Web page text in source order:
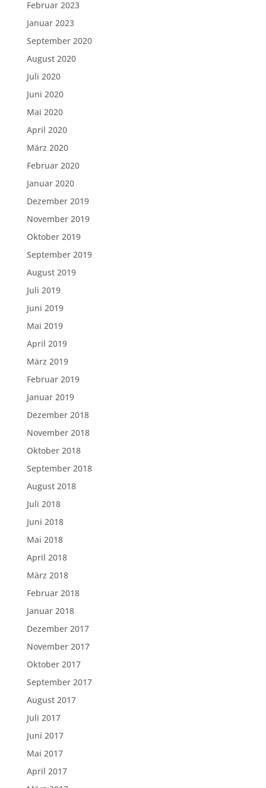
Februar 2023
Januar 2023
September 2020
August 2020
Juli 2020
Juni 2020
Mai 2020
April 2020
März 2020
Februar 2020
Januar 2020
Dezember 2019
November 2019
Oktober 2019
September 2019
August 2019
Juli 2019
Juni 2019
Mai 2019
April 2019
März 2019
Februar 2019
Januar 2019
Dezember 2018
November 2018
Oktober 2018
September 2018
August 2018
Juli 2018
Juni 2018
Mai 2018
April 2018
März 2018
Februar 2018
Januar 2018
Dezember 2017
November 2017
Oktober 2017
September 2017
August 2017
Juli 2017
Juni 2017
Mai 2017
April 2017